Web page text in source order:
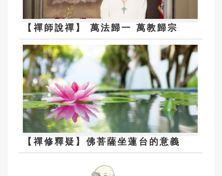
【禪師說禪】 萬法歸一 萬教歸宗
【禪修釋疑】佛菩薩坐蓮台的意義